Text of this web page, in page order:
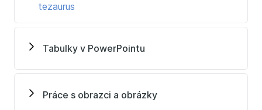
tezaurus
Tabulky v PowerPointu
Práce s obrazci a obrázky